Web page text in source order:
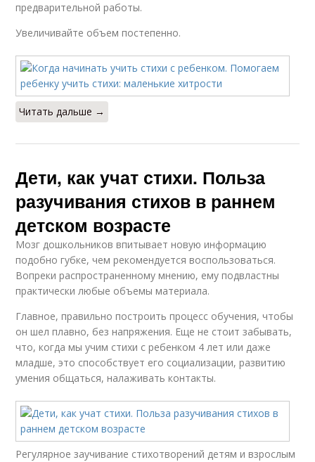
предварительной работы.
Увеличивайте объем постепенно.
Читать дальше →
Дети, как учат стихи. Польза
разучивания стихов в раннем
детском возрасте
Мозг дошкольников впитывает новую информацию
подобно губке, чем рекомендуется воспользоваться.
Вопреки распространенному мнению, ему подвластны
практически любые объемы материала.
Главное, правильно построить процесс обучения, чтобы
он шел плавно, без напряжения. Еще не стоит забывать,
что, когда мы учим стихи с ребенком 4 лет или даже
младше, это способствует его социализации, развитию
умения общаться, налаживать контакты.
Регулярное заучивание стихотворений детям и взрослым